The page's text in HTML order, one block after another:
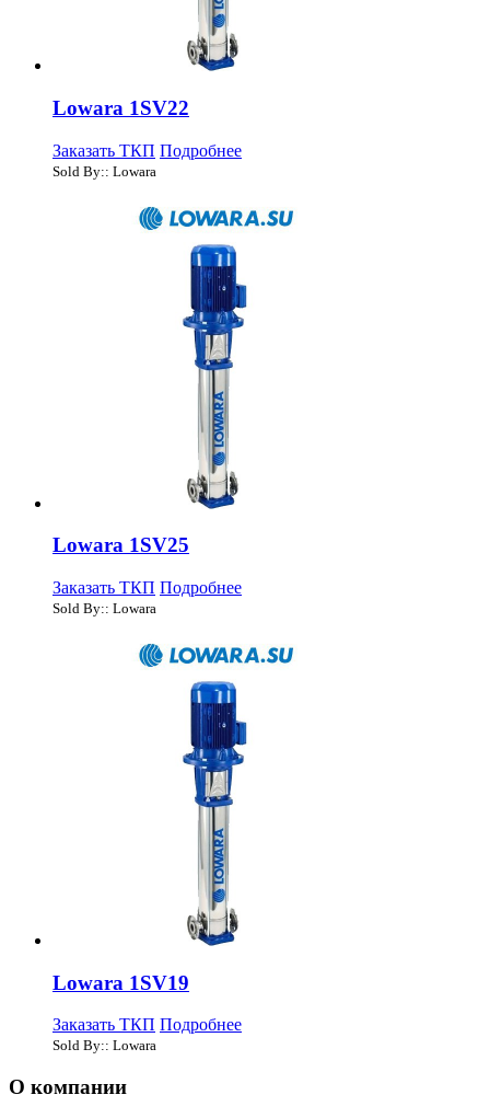
Lowara 1SV22
Заказать ТКП Подробнее
Sold By:: Lowara
Lowara 1SV25
Заказать ТКП Подробнее
Sold By:: Lowara
Lowara 1SV19
Заказать ТКП Подробнее
Sold By:: Lowara
О компании